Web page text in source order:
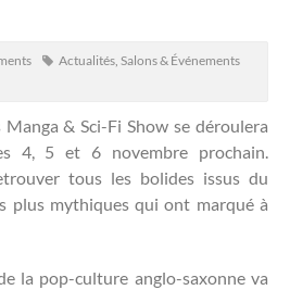
Actualités Salons & Événements
& Sci-Fi Show se déroulera
4, 5 et 6 novembre prochain.
tous les bolides issus du
plus mythiques qui ont marqué à
la pop-culture anglo-saxonne va